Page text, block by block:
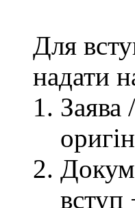
Для
надати
Заява
вступ